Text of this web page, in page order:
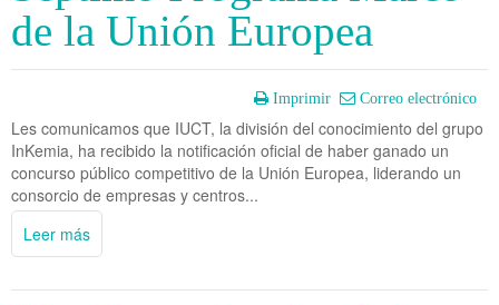
de la Unión Europea
Imprimir Correo electrónico
Les comunicamos que IUCT, la división del conocimiento del grupo
InKemia, ha recibido la notificación oficial de haber ganado un
concurso público competitivo de la Unión Europea, liderando un
consorcio de empresas y centros...
Leer más